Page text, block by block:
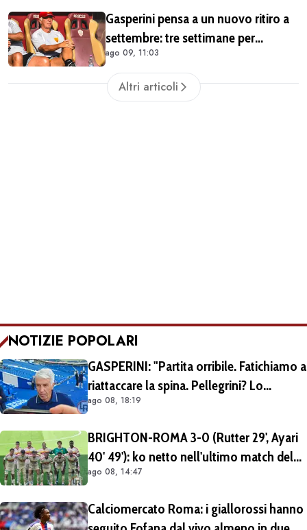
decido io il Ct»"
Gasperini pensa a un nuovo ritiro a
settembre: tre settimane per
lavorare durante la sosta
ago 09, 11:03
Altri articoli
NOTIZIE POPOLARI
GASPERINI: "Partita orribile. Fatichiamo a
riattaccare la spina. Pellegrini? Lo
rivedremo in campo tra un mese.
ago 08, 18:19
BRIGHTON-ROMA 3-0 (Rutter 29', Ayari
40' 49'): ko netto nell'ultimo match del
tour britannico (FOTO e VIDEO)
ago 08, 14:47
Calciomercato Roma: i giallorossi hanno